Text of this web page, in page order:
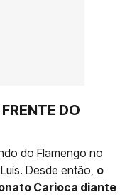
DO
do Flamengo no
Desde então, o
Carioca diante